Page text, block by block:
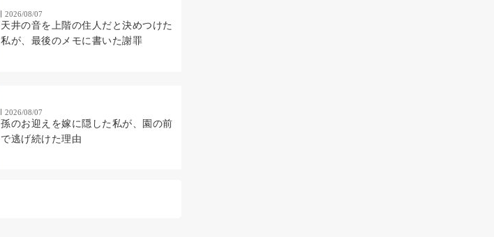
2026/08/07
天井の音を上階の住人だと決めつけた
私が、最後のメモに書いた謝罪
2026/08/07
孫のお迎えを嫁に隠した私が、園の前
で逃げ続けた理由